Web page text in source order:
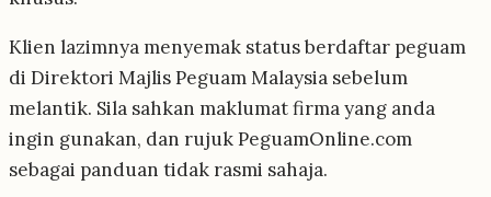
Klien lazimnya menyemak status berdaftar peguam
di Direktori Majlis Peguam Malaysia sebelum
melantik. Sila sahkan maklumat firma yang anda
ingin gunakan, dan rujuk PeguamOnline.com
sebagai panduan tidak rasmi sahaja.